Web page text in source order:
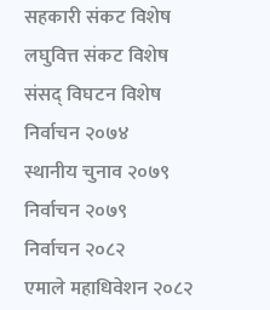
सहकारी संकट विशेष
लघुवित्त संकट विशेष
संसद् विघटन विशेष
निर्वाचन २०७४
स्थानीय चुनाव २०७९
निर्वाचन २०७९
निर्वाचन २०८२
एमाले महाधिवेशन २०८२